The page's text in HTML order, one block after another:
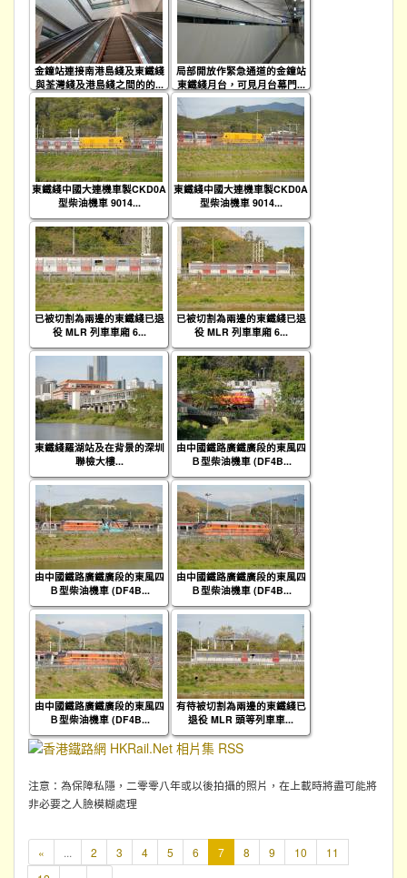
金鐘站連接南港島綫及東鐵綫
與荃灣綫及港島綫之間的的...
局部開放作緊急通道的金鐘站
東鐵綫月台，可見月台幕門...
東鐵綫中國大連機車製CKD0A
型柴油機車 9014...
東鐵綫中國大連機車製CKD0A
型柴油機車 9014...
已被切割為兩邊的東鐵綫已退
役 MLR 列車車廂 6...
已被切割為兩邊的東鐵綫已退
役 MLR 列車車廂 6...
東鐵綫羅湖站及在背景的深圳
聯檢大樓...
由中國鐵路廣鐵廣段的東風四
Ｂ型柴油機車 (DF4B...
由中國鐵路廣鐵廣段的東風四
Ｂ型柴油機車 (DF4B...
由中國鐵路廣鐵廣段的東風四
Ｂ型柴油機車 (DF4B...
由中國鐵路廣鐵廣段的東風四
Ｂ型柴油機車 (DF4B...
有待被切割為兩邊的東鐵綫已
退役 MLR 頭等列車車...
注意：為保障私隱，二零零八年或以後拍攝的照片，在上載時將盡可能將
非必要之人臉模糊處理
« ... 2 3 4 5 6 7本
頁
8 9 10
11